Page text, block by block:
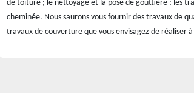
de toiture ; le nettoyage et la pose de gouttière ; les
cheminée. Nous saurons vous fournir des travaux de
travaux de couverture que vous envisagez de réaliser